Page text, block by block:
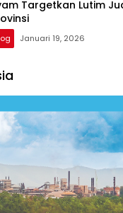
Targetkan Lutim
Januari 19, 2026